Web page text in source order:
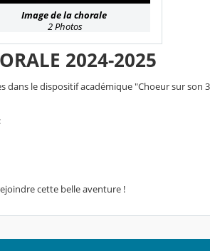
Image de la chorale
2 Photos
2024-2025
dans le dispositif académique "Choeur sur
cette belle aventure !